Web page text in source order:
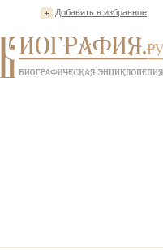
Добавить в избранное